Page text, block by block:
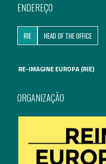
ENDEREÇO
RIE HEAD OF THE OFFICE
RE-IMAGINE EUROPA (RIE)
ORGANIZAÇÃO